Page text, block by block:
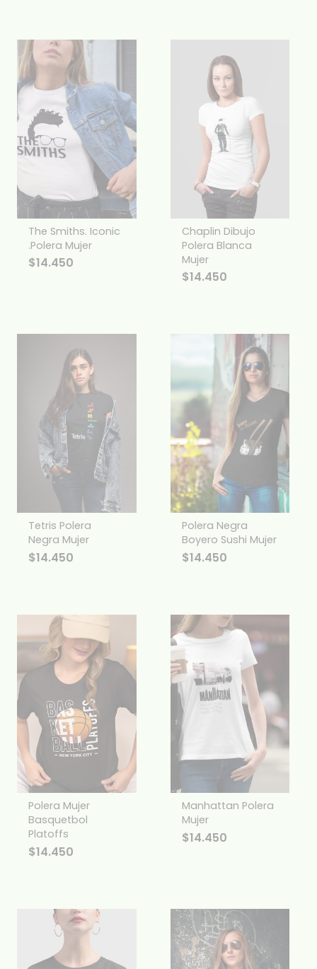
The Smiths. Iconic
.Polera Mujer
$14.450
Chaplin Dibujo
Polera Blanca
Mujer
$14.450
Tetris Polera
Negra Mujer
$14.450
Polera Negra
Boyero Sushi Mujer
$14.450
Polera Mujer
Basquetbol
Platoffs
$14.450
Manhattan Polera
Mujer
$14.450